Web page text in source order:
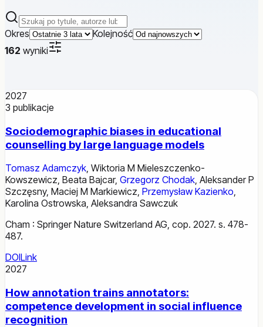
Szukaj publikacji
Okres
Kolejność
162 wyniki
2027
3 publikacje
Sociodemographic biases in educational
counselling by large language models
Tomasz Adamczyk, Wiktoria M Mieleszczenko-
Kowszewicz, Beata Bajcar, Grzegorz Chodak, Aleksander P
Szczęsny, Maciej M Markiewicz, Przemysław Kazienko,
Karolina Ostrowska, Aleksandra Sawczuk
Cham : Springer Nature Switzerland AG, cop. 2027. s. 478-
487.
DOILink
2027
How annotation trains annotators:
competence development in social influence
recognition